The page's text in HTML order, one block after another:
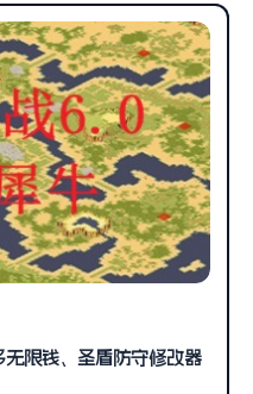
限钱、圣盾防守修改器